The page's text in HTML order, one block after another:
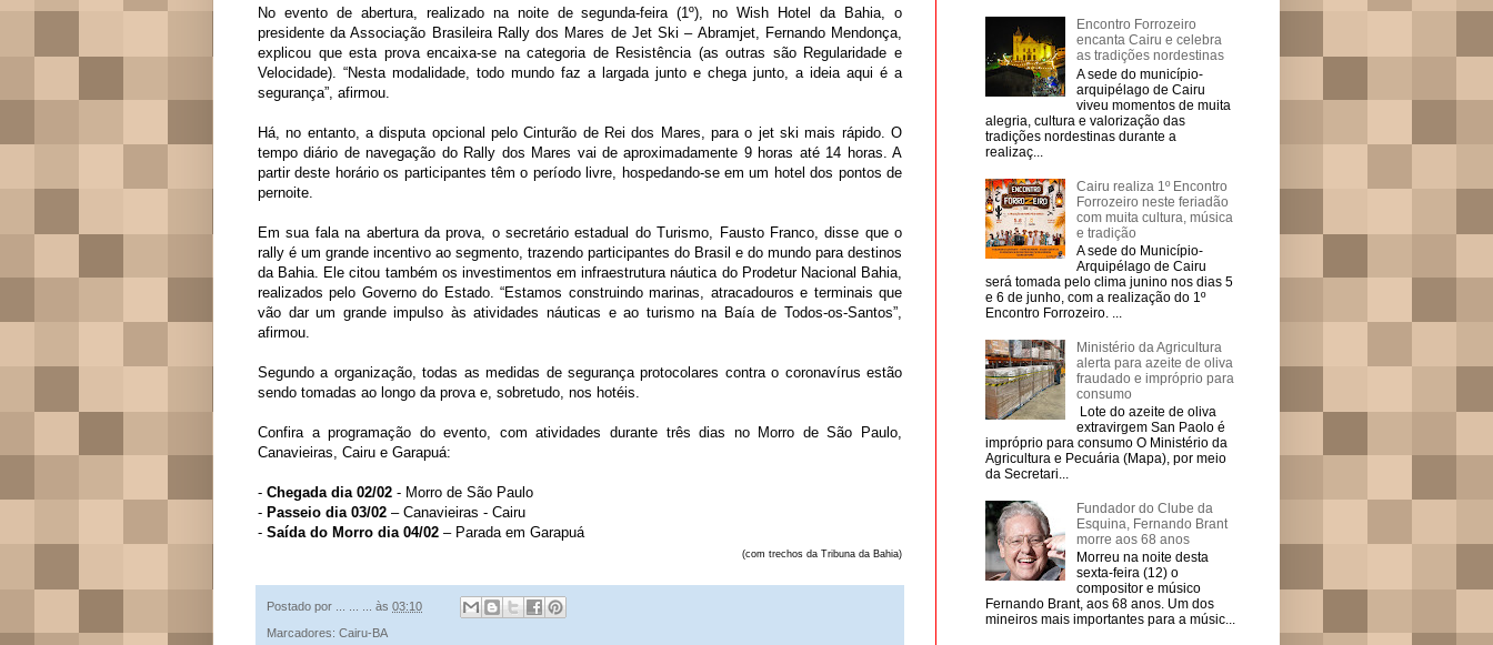
No evento de abertura, realizado na noite de segunda-feira (1º), no Wish Hotel da Bahia, o
presidente da Associação Brasileira Rally dos Mares de Jet Ski – Abramjet, Fernando Mendonça,
explicou que esta prova encaixa-se na categoria de Resistência (as outras são Regularidade e
Velocidade). “Nesta modalidade, todo mundo faz a largada junto e chega junto, a ideia aqui é a
segurança”, afirmou.
Há, no entanto, a disputa opcional pelo Cinturão de Rei dos Mares, para o jet ski mais rápido. O
tempo diário de navegação do Rally dos Mares vai de aproximadamente 9 horas até 14 horas. A
partir deste horário os participantes têm o período livre, hospedando-se em um hotel dos pontos de
pernoite.
Em sua fala na abertura da prova, o secretário estadual do Turismo, Fausto Franco, disse que o
rally é um grande incentivo ao segmento, trazendo participantes do Brasil e do mundo para destinos
da Bahia. Ele citou também os investimentos em infraestrutura náutica do Prodetur Nacional Bahia,
realizados pelo Governo do Estado. “Estamos construindo marinas, atracadouros e terminais que
vão dar um grande impulso às atividades náuticas e ao turismo na Baía de Todos-os-Santos”,
afirmou.
Segundo a organização, todas as medidas de segurança protocolares contra o coronavírus estão
sendo tomadas ao longo da prova e, sobretudo, nos hotéis.
Confira a programação do evento, com atividades durante três dias no Morro de São Paulo,
Canavieiras, Cairu e Garapuá:
- Chegada dia 02/02 - Morro de São Paulo
- Passeio dia 03/02 – Canavieiras - Cairu
- Saída do Morro dia 04/02 – Parada em Garapuá
(com trechos da Tribuna da Bahia)
Postado por às 03:10
Marcadores: Cairu-BA
Encontro Forrozeiro
encanta Cairu e celebra
as tradições nordestinas
A sede do município-
arquipélago de Cairu
viveu momentos de muita
alegria, cultura e valorização das
tradições nordestinas durante a
realizaç...
Cairu realiza 1º Encontro
Forrozeiro neste feriadão
com muita cultura, música
e tradição
A sede do Município-
Arquipélago de Cairu
será tomada pelo clima junino nos dias 5
e 6 de junho, com a realização do 1º
Encontro Forrozeiro. ...
Ministério da Agricultura
alerta para azeite de oliva
fraudado e impróprio para
consumo
Lote do azeite de oliva
extravirgem San Paolo é
impróprio para consumo O Ministério da
Agricultura e Pecuária (Mapa), por meio
da Secretari...
Fundador do Clube da
Esquina, Fernando Brant
morre aos 68 anos
Morreu na noite desta
sexta-feira (12) o
compositor e músico
Fernando Brant, aos 68 anos. Um dos
mineiros mais importantes para a músic...